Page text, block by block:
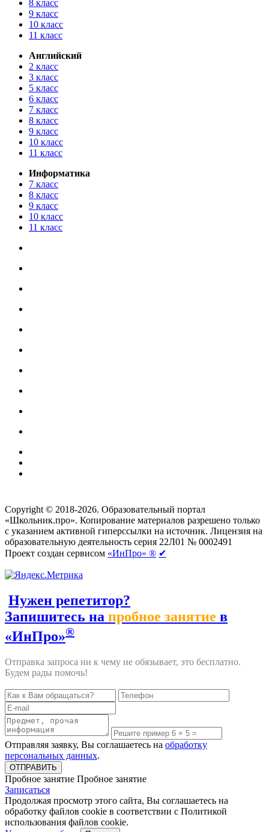
8 класс
9 класс
10 класс
11 класс
Английский
2 класс
3 класс
5 класс
6 класс
7 класс
8 класс
9 класс
10 класс
11 класс
Информатика
7 класс
8 класс
9 класс
10 класс
11 класс
Copyright © 2018-2026. Образовательный портал
«Школьник.про». Копирование материалов разрешено только
с указанием активной гиперссылки на источник. Лицензия на
образовательную деятельность серия 22Л01 № 0002491
Проект создан сервисом «ИнПро» ® ✔
Нужен репетитор?
Запишитесь на пробное занятие в
«ИнПро»®
Отправка запроса ни к чему не обязывает, это бесплатно.
Будем рады помочь!
Отправляя заявку, Вы соглашаетесь на обработку
персональных данных.
Пробное занятие Пробное занятие
Записаться
Продолжая просмотр этого сайта, Вы соглашаетесь на
обработку файлов cookie в соответствии с Политикой
использования файлов cookie.